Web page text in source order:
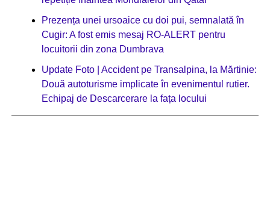
Prezența unei ursoaice cu doi pui, semnalată în
Cugir: A fost emis mesaj RO-ALERT pentru
locuitorii din zona Dumbrava
Update Foto | Accident pe Transalpina, la Mărtinie:
Două autoturisme implicate în evenimentul rutier.
Echipaj de Descarcerare la fața locului